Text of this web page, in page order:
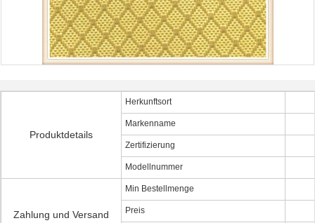
Produktdetails
Herkunftsort
Markenname
Zertifizierung
Modellnummer
Zahlung und Versand
Min Bestellmenge
Preis